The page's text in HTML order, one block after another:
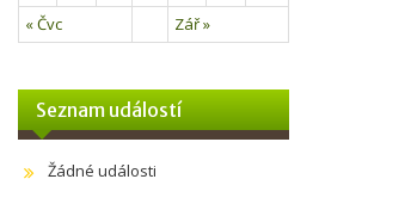
« Čvc
Zář »
Seznam událostí
Žádné události